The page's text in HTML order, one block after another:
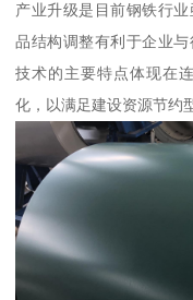
产业升级是目前钢铁行
品结构调整有利于企业
技术的主要特点体现在
化，以满足建设资源节约